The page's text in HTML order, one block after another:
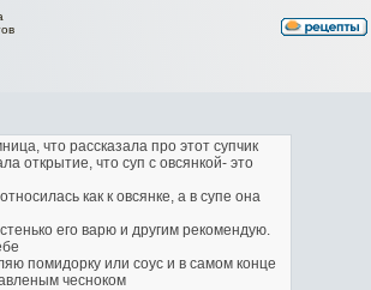
что рассказала про этот супчик
открытие, что суп с овсянкой- это
как к овсянке, а в супе она
его варю и другим рекомендую.
помидорку или соус и в самом конце
чесноком